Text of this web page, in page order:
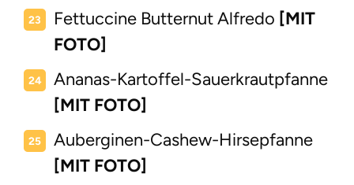
Fettuccine Butternut Alfredo [MIT
FOTO]
Ananas-Kartoffel-Sauerkrautpfanne
[MIT FOTO]
Auberginen-Cashew-Hirsepfanne
[MIT FOTO]